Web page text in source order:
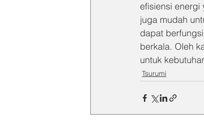
efisiensi energi
juga mudah
dapat
berkala. Oleh
untuk
Tsurumi